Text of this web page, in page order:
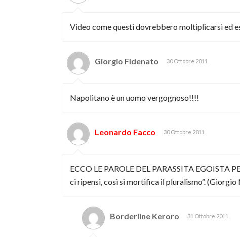
Video come questi dovrebbero moltiplicarsi ed
Giorgio Fidenato 30 Ottobre 2011
Napolitano è un uomo vergognoso!!!!
Leonardo Facco 30 Ottobre 2011
ECCO LE PAROLE DEL PARASSITA EGOISTA
ci ripensi, così si mortifica il pluralismo”.
Borderline Keroro 31 Ottobre 2011